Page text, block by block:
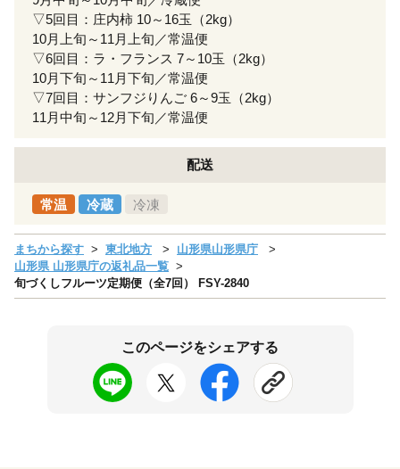
▽5回目：庄内柿 10～16玉（2kg）
10月上旬～11月上旬／常温便
▽6回目：ラ・フランス 7～10玉（2kg）
10月下旬～11月下旬／常温便
▽7回目：サンフジりんご 6～9玉（2kg）
11月中旬～12月下旬／常温便
配送
常温 冷蔵 冷凍
まちから探す 東北地方
山形県山形県庁
山形県 山形県庁の返礼品一覧
旬づくしフルーツ定期便（全7回） FSY-2840
このページをシェアする